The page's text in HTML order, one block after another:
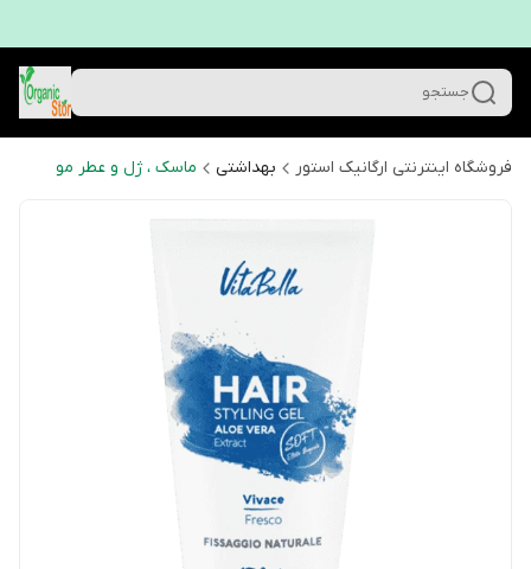
جستجو
فروشگاه اینترنتی ارگانیک استور بهداشتی ماسک ، ژل و عطر مو